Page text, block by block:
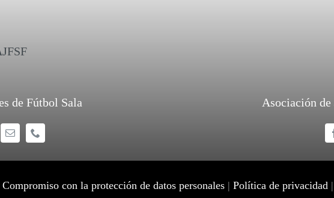
de Fútbol Sala Asociación
Compromiso con la protección de datos personales | Política de privacidad |